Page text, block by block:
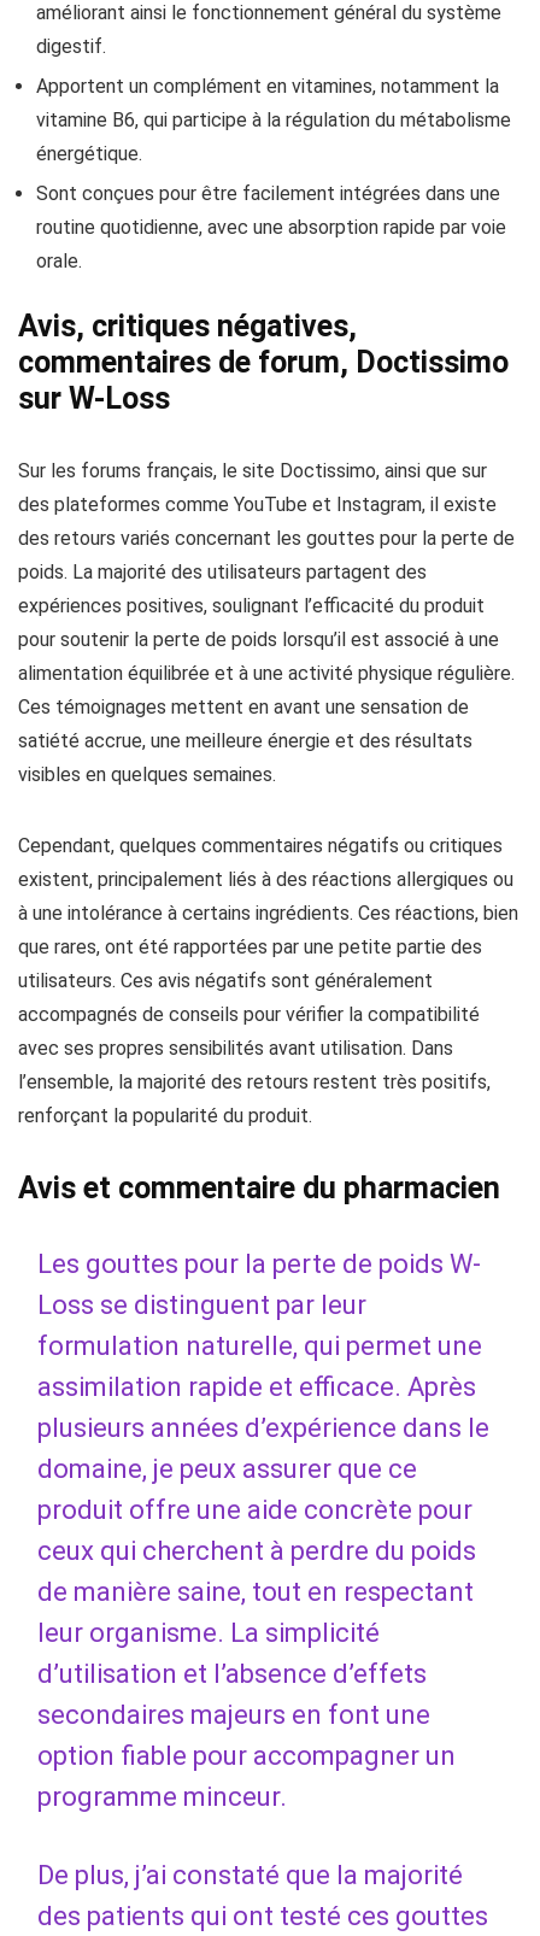
améliorant ainsi le fonctionnement général du système
digestif.
Apportent un complément en vitamines, notamment la
vitamine B6, qui participe à la régulation du métabolisme
énergétique.
Sont conçues pour être facilement intégrées dans une
routine quotidienne, avec une absorption rapide par voie
orale.
Avis, critiques négatives,
commentaires de forum, Doctissimo
sur W-Loss
Sur les forums français, le site Doctissimo, ainsi que sur
des plateformes comme YouTube et Instagram, il existe
des retours variés concernant les gouttes pour la perte de
poids. La majorité des utilisateurs partagent des
expériences positives, soulignant l’efficacité du produit
pour soutenir la perte de poids lorsqu’il est associé à une
alimentation équilibrée et à une activité physique régulière.
Ces témoignages mettent en avant une sensation de
satiété accrue, une meilleure énergie et des résultats
visibles en quelques semaines.
Cependant, quelques commentaires négatifs ou critiques
existent, principalement liés à des réactions allergiques ou
à une intolérance à certains ingrédients. Ces réactions, bien
que rares, ont été rapportées par une petite partie des
utilisateurs. Ces avis négatifs sont généralement
accompagnés de conseils pour vérifier la compatibilité
avec ses propres sensibilités avant utilisation. Dans
l’ensemble, la majorité des retours restent très positifs,
renforçant la popularité du produit.
Avis et commentaire du pharmacien
Les gouttes pour la perte de poids W-
Loss se distinguent par leur
formulation naturelle, qui permet une
assimilation rapide et efficace. Après
plusieurs années d’expérience dans le
domaine, je peux assurer que ce
produit offre une aide concrète pour
ceux qui cherchent à perdre du poids
de manière saine, tout en respectant
leur organisme. La simplicité
d’utilisation et l’absence d’effets
secondaires majeurs en font une
option fiable pour accompagner un
programme minceur.
De plus, j’ai constaté que la majorité
des patients qui ont testé ces gouttes